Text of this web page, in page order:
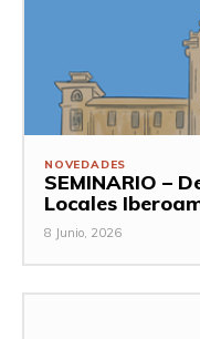
NOVEDADES
SEMINARIO –
Locales
8 Junio, 2026